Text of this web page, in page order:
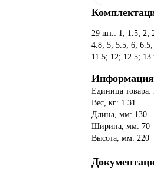
29 шт.: 1; 1.5; 2;
4.8; 5; 5.5; 6;
11.5; 12; 12.5;
Информация
Единица
Вес, кг: 1.31
Длина, мм: 130
Ширина, мм: 70
Высота, мм: 220